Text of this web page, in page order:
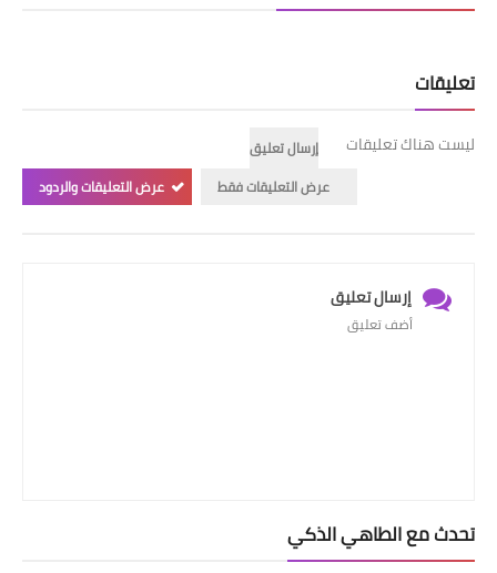
تعليقات
ليست هناك تعليقات
إرسال تعليق
عرض التعليقات فقط
عرض التعليقات والردود
إرسال تعليق
أضف تعليق
تحدث مع الطاهي الذكي